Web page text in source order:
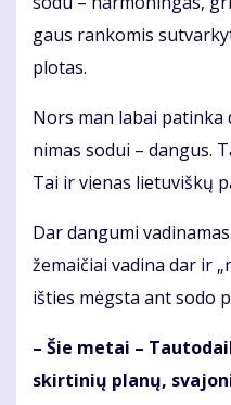
gaus ran­ko­mis
plo­tas.
Nors man la­bai
ni­mas so­dui – dan­gus.
Tai ir vie­nas lie­tu­viš­kų
Dar dan­gu­mi
že­mai­čiai va­di­na dar ir
iš­ties mėgs­ta ant so­do
– Šie me­tai –
skir­ti­nių pla­nų,